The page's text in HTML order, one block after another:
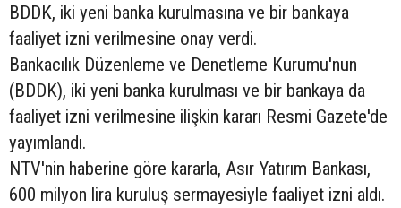
BDDK, iki yeni banka kurulmasına ve bir bankaya
faaliyet izni verilmesine onay verdi.
Bankacılık Düzenleme ve Denetleme Kurumu'nun
(BDDK), iki yeni banka kurulması ve bir bankaya da
faaliyet izni verilmesine ilişkin kararı Resmi Gazete'de
yayımlandı.
NTV'nin haberine göre kararla, Asır Yatırım Bankası,
600 milyon lira kuruluş sermayesiyle faaliyet izni aldı.